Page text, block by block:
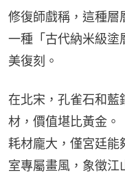
修復師戲稱，這種層
一種「古代納米級塗
美復刻。
在北宋，孔雀石和藍
材，價值堪比黃金。
耗材龐大，僅宮廷能
室專屬畫風，象徵江